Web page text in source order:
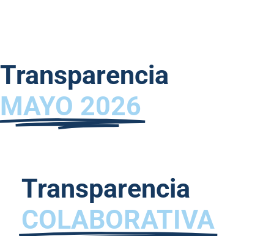
Transparencia
MAYO 2026
Transparencia
COLABORATIVA